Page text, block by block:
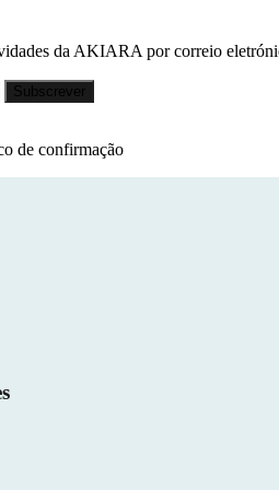
da AKIARA por correio
de confirmação